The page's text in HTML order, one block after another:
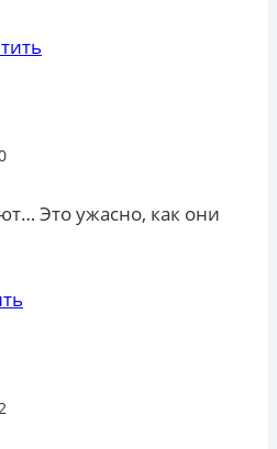
Это ужасно, как они